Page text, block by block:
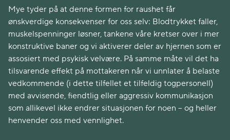
Mye tyder på at denne formen for raushet får
ønskverdige konsekvenser for oss selv: Blodtrykket faller,
muskelspenninger løsner, tankene våre kretser over i mer
konstruktive baner og vi aktiverer deler av hjernen som er
assosiert med psykisk velvære. På samme måte vil det ha
tilsvarende effekt på mottakeren når vi unnlater å belaste
vedkommende (i dette tilfellet et tilfeldig togpersonell)
med avvisende, fiendtlig eller aggressiv kommunikasjon
som allikevel ikke endrer situasjonen for noen – og heller
henvender oss med vennlighet.